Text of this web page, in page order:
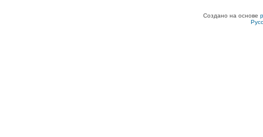
Создано на основе